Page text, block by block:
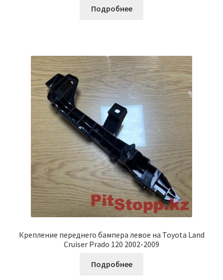
Подробнее
Крепление переднего бампера левое на Toyota Land
Cruiser Prado 120 2002-2009
Подробнее